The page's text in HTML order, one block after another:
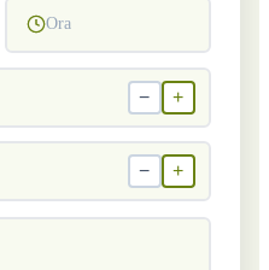
Ora
− +
− +